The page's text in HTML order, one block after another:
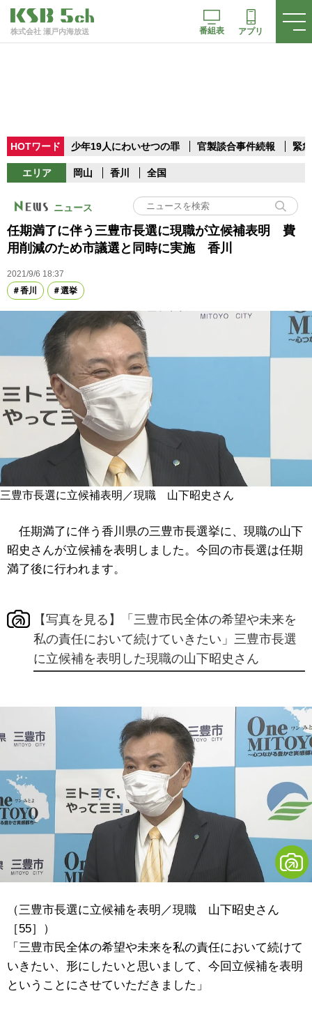
株式会社 瀬戸内海放送 番組表 アプリ
HOTワード 少年19人にわいせつの罪 官製談合事件続報 緊
エリア 岡山 香川 全国
ニュース
任期満了に伴う三豊市長選に現職が立候補表明 費
用削減のため市議選と同時に実施 香川
2021/9/6 18:37
香川
選挙
三豊市長選に立候補表明／現職 山下昭史さん
任期満了に伴う香川県の三豊市長選挙に、現職の山下
昭史さんが立候補を表明しました。今回の市長選は任期
満了後に行われます。
【写真を見る】「三豊市民全体の希望や未来を
私の責任において続けていきたい」三豊市長選
に立候補を表明した現職の山下昭史さん
（三豊市長選に立候補を表明／現職 山下昭史さん
［55］）
「三豊市民全体の希望や未来を私の責任において続けて
いきたい、形にしたいと思いまして、今回立候補を表明
ということにさせていただきました」